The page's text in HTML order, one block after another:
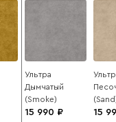
Ультра
Дымчатый
(Smoke)
15 990 15